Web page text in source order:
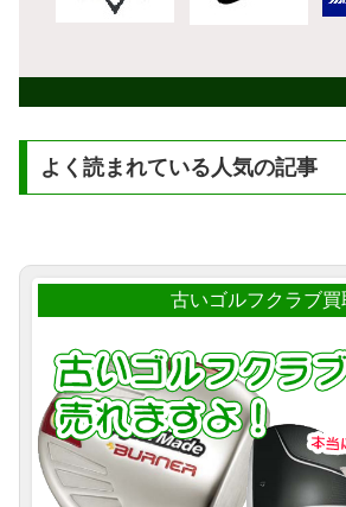
よく読まれている人気の記事
古いゴルフクラブ買